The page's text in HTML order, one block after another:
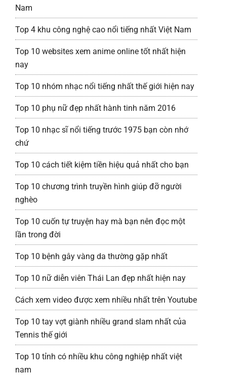
Nam
Top 4 khu công nghệ cao nổi tiếng nhất Việt Nam
Top 10 websites xem anime online tốt nhất hiện
nay
Top 10 nhóm nhạc nổi tiếng nhất thế giới hiện nay
Top 10 phụ nữ đẹp nhất hành tinh năm 2016
Top 10 nhạc sĩ nổi tiếng trước 1975 bạn còn nhớ
chứ
Top 10 cách tiết kiệm tiền hiệu quả nhất cho bạn
Top 10 chương trình truyền hình giúp đỡ người
nghèo
Top 10 cuốn tự truyện hay mà bạn nên đọc một
lần trong đời
Top 10 bệnh gây vàng da thường gặp nhất
Top 10 nữ diễn viên Thái Lan đẹp nhất hiện nay
Cách xem video được xem nhiều nhất trên Youtube
Top 10 tay vợt giành nhiều grand slam nhất của
Tennis thế giới
Top 10 tỉnh có nhiều khu công nghiệp nhất việt
nam